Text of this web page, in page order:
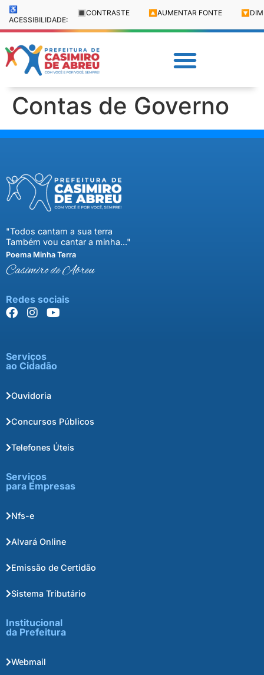
♿
ACESSIBILIDADE:
🔳 CONTRASTE 🔼 AUMENTAR FONTE 🔽
Contas de Governo
"Todos cantam a sua terra
Também vou cantar a minha..."
Poema Minha Terra
Casimiro de Abreu
Redes sociais
Serviços
ao Cidadão
Ouvidoria
Concursos Públicos
Telefones Úteis
Serviços
para Empresas
Nfs-e
Alvará Online
Emissão de Certidão
Sistema Tributário
Institucional
da Prefeitura
Webmail